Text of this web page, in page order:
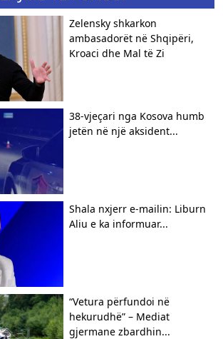
Zelensky shkarkon
ambasadorët në Shqipëri,
Kroaci dhe Mal të Zi
38-vjeçari nga Kosova humb
jetën në një aksident...
Shala nxjerr e-mailin: Liburn
Aliu e ka informuar...
“Vetura përfundoi në
hekurudhë” – Mediat
gjermane zbardhin...